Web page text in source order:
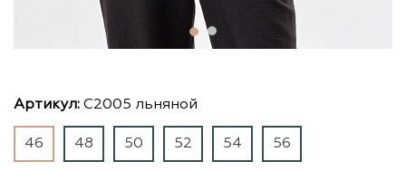
Артикул: С2005 льняной
46 48 50 52 54 56